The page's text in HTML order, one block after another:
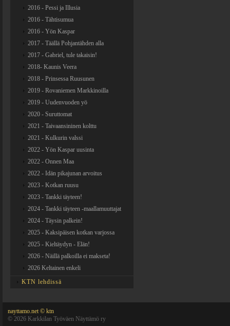
2016 - Pessi ja Illusia
2016 - Tähtisumua
2016 - Yön Kaspar
2017 - Täällä Pohjantähden alla
2017 - Gabriel, tule takaisin!
2018- Kaunis Veera
2018 - Prinsessa Ruusunen
2019 - Rovaniemen Markkinoilla
2019 - Uudenvuoden yö
2020 - Suruttomat
2021 - Taivaansininen kolttu
2021 - Kulkurin valssi
2022 - Yön Kaspar uusinta
2022 - Onnen Maa
2022 - Idän pikajunan arvoitus
2023 - Kotkan ruusu
2023 - Tankki täyteen!
2024 - Tankki täyteen -maallamuuttajat
2024 - Täysin palkein!
2025 - Kaksipäisen kotkan varjossa
2025 - Kieltäydyn - Elän!
2026 - Näillä palkoilla ei makseta!
2026 Keltainen enkeli
KTN lehdissä
nayttamo.net © ktn
© 2026 Karkkilan Työväen Näyttämö ry